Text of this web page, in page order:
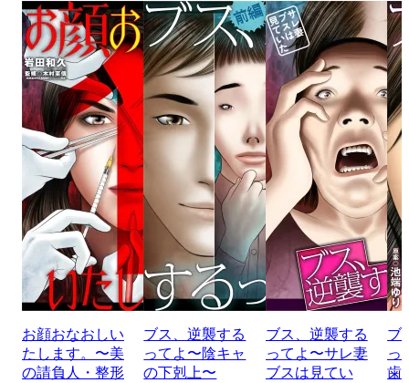
お顔おなおしい
たします。〜美
の請負人・整形
ブス、逆襲する
ってよ〜陰キャ
の下剋上〜
ブス、逆襲する
ってよ〜サレ妻
ブスは見てい
ブ
っ
歯